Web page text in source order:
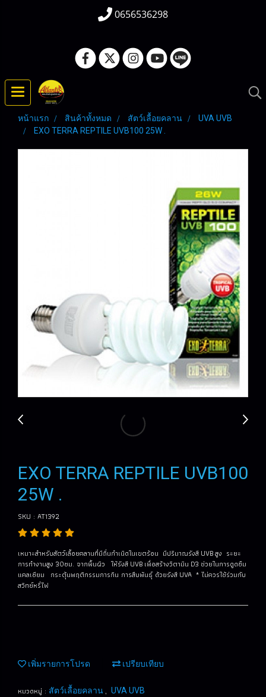
0656536298
หน้าแรก สินค้าทั้งหมด สัตว์เลื้อยคลาน
UVA UVB
EXO TERRA REPTILE UVB100 25W .
EXO TERRA REPTILE UVB100
25W .
SKU : AT1392
เหมาะสำหรับสัตว์เลื้อยคลานที่มีถิ่นกำเนิดในเขตร้อน มีปริมาณรังสี UVB สูง ระยะ
การทำงานสูง 30ซม. จากพื้นผิว ให้รังสี UVB เพื่อสร้างวิตามิน D3 ช่วยในการดูดซึม
แคลเซียม กระตุ้นพฤติกรรมการกิน การสืบพันธุ์ ด้วยรังสี UVA * ไม่ควรใช้ร่วมกับ
สวิทย์หรี่ไฟ
เพิ่มรายการโปรด เปรียบเทียบ
หมวดหมู่ : สัตว์เลื้อยคลาน, UVA UVB